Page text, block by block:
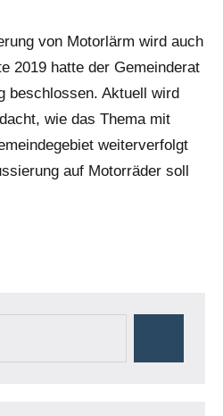
von Motorlärm wird auch
2019 hatte der Gemeinderat
beschlossen. Aktuell wird
wie das Thema mit
weiterverfolgt
auf Motorräder soll